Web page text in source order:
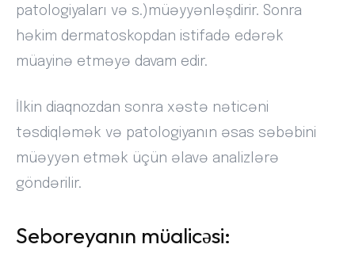
patologiyaları və s.)müəyyənləşdirir. Sonra
həkim dermatoskopdan istifadə edərək
müayinə etməyə davam edir.
İlkin diaqnozdan sonra xəstə nəticəni
təsdiqləmək və patologiyanın əsas səbəbini
müəyyən etmək üçün əlavə analizlərə
göndərilir.
Seboreyanın müalicəsi: